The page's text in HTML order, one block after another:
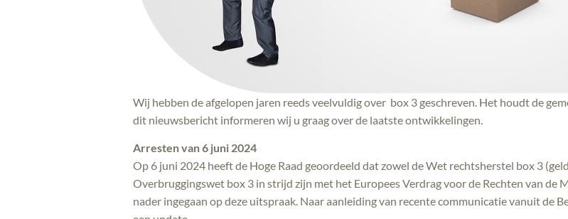
Wij hebben de afgelopen jaren reeds veelvuldig over box 3 geschreven. Het houdt de
dit nieuwsbericht informeren wij u graag over de laatste ontwikkelingen.
Arresten van 6 juni 2024
Op 6 juni 2024 heeft de Hoge Raad geoordeeld dat zowel de Wet rechtsherstel box 3
Overbruggingswet box 3 in strijd zijn met het Europees Verdrag voor de Rechten van de
nader ingegaan op deze uitspraak. Naar aanleiding van recente communicatie vanuit de